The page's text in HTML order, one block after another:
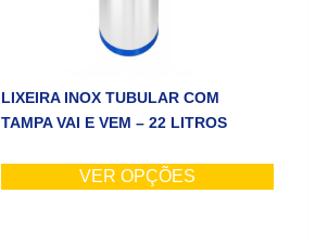
LIXEIRA INOX TUBULAR COM
TAMPA VAI E VEM – 22 LITROS
VER OPÇÕES